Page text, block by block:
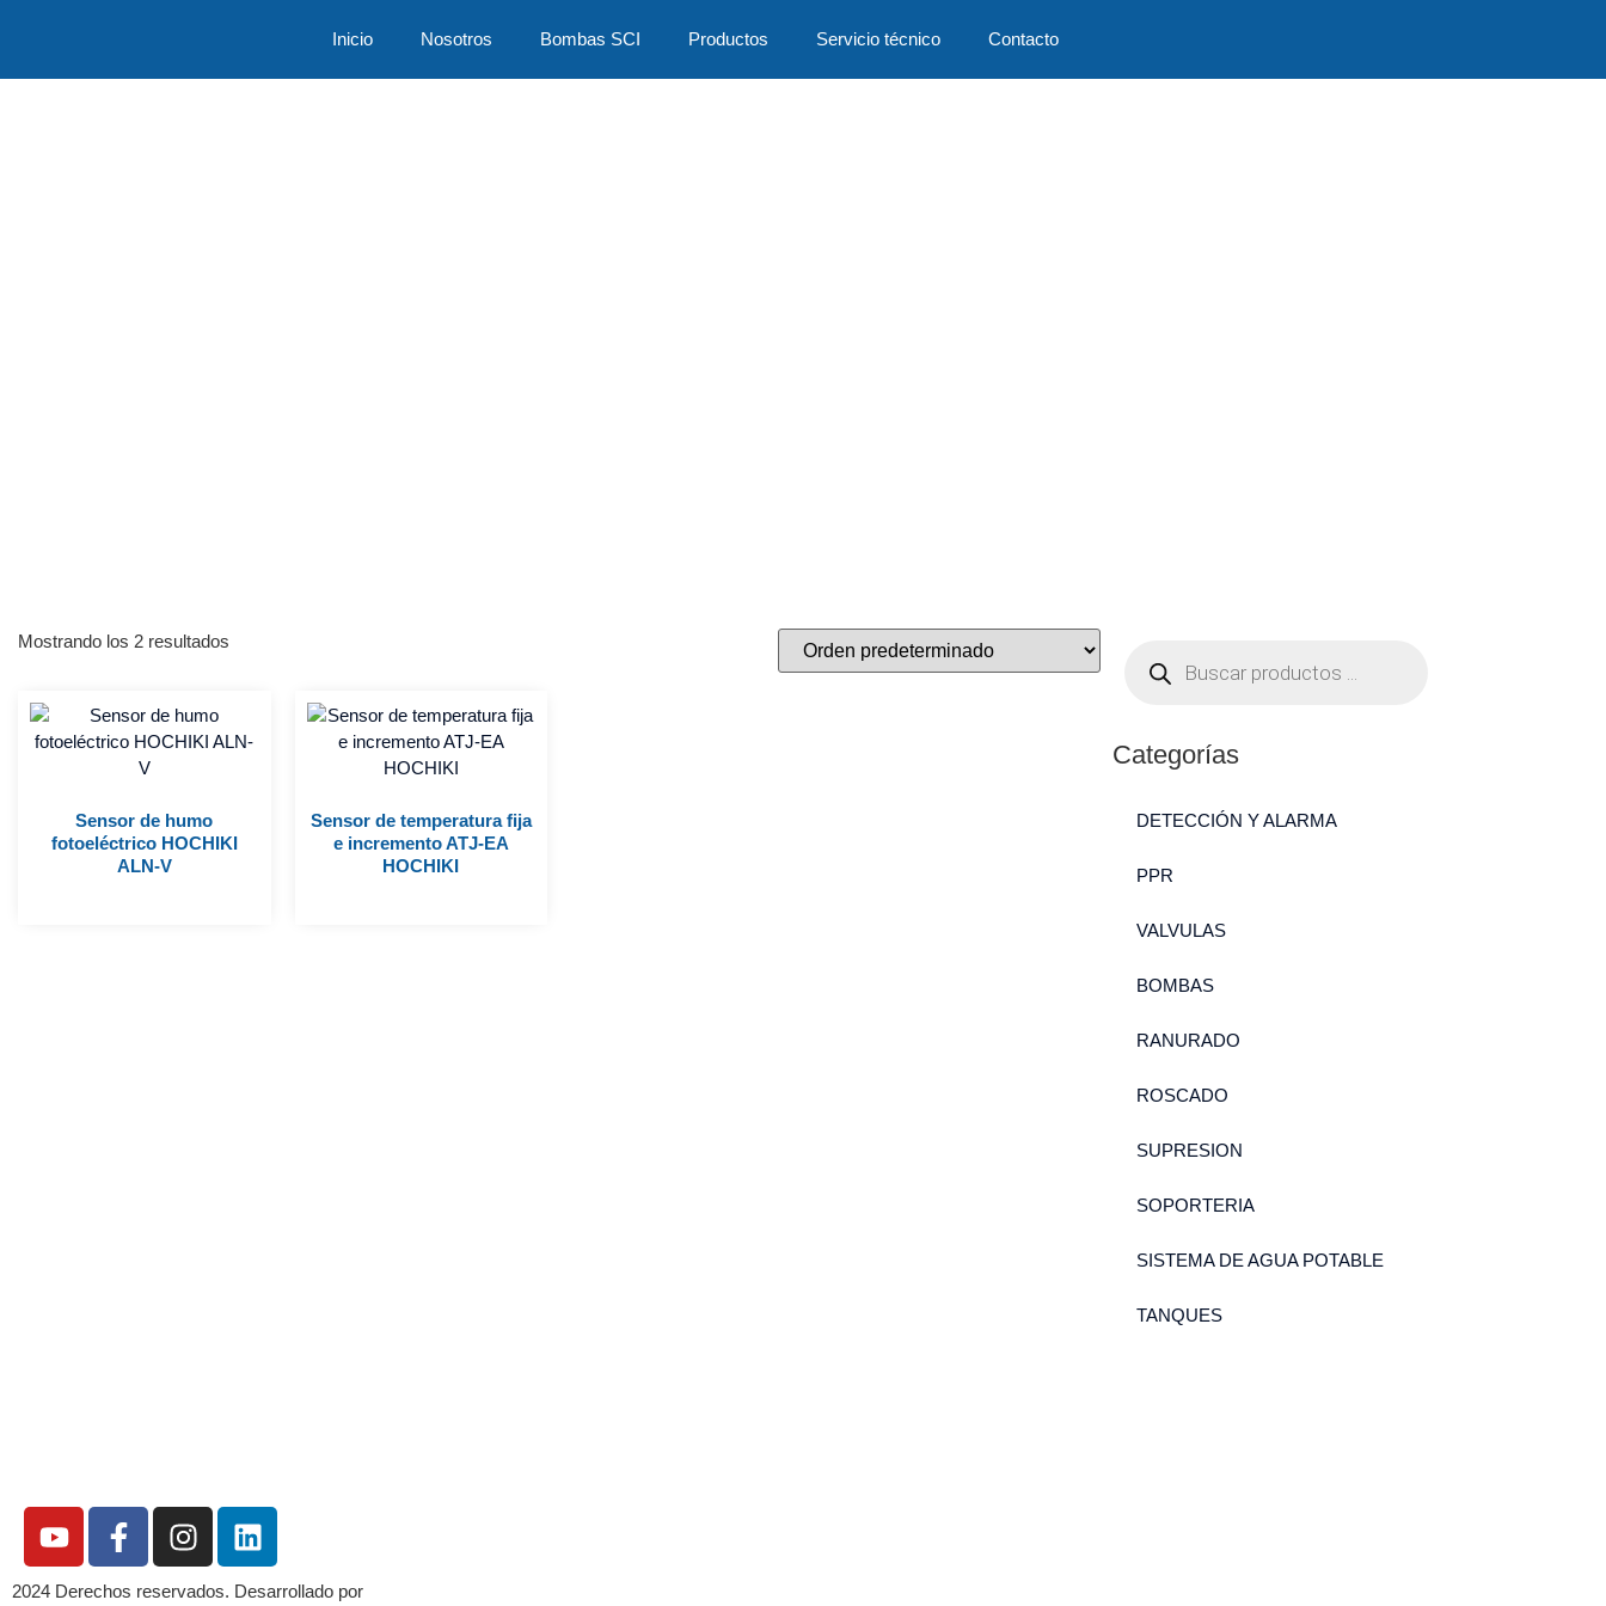
Inicio Nosotros Bombas SCI Productos Servicio técnico Contacto
Mostrando los 2 resultados
Sensor de humo
fotoeléctrico HOCHIKI
ALN-V
Sensor de temperatura fija
e incremento ATJ-EA
HOCHIKI
Categorías
DETECCIÓN Y ALARMA
PPR
VALVULAS
BOMBAS
RANURADO
ROSCADO
SUPRESION
SOPORTERIA
SISTEMA DE AGUA POTABLE
TANQUES
2024 Derechos reservados. Desarrollado por